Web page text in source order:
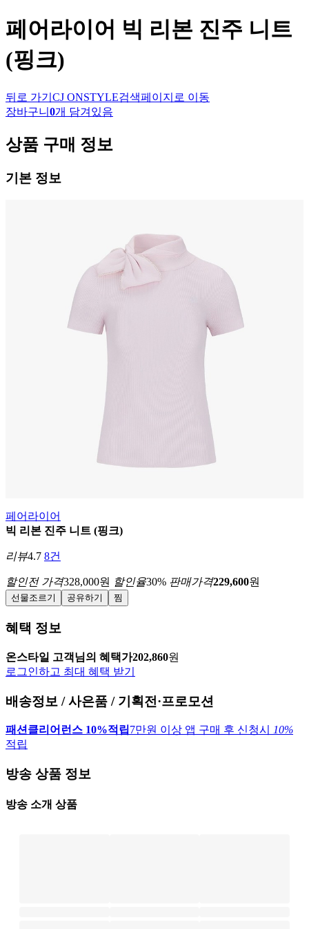
페어라이어 빅 리본 진주 니트
(핑크)
뒤로 가기 CJ ONSTYLE검색페이지로 이동
장바구니 0개 담겨있음
상품 구매 정보
기본 정보
페어라이어
빅 리본 진주 니트 (핑크)
리뷰4.7 8건
할인전 가격328,000원 할인율30% 판매가격229,600원
선물조르기 공유하기 찜
혜택 정보
온스타일 고객님의 혜택가202,860원
로그인하고 최대 혜택 받기
배송정보 / 사은품 / 기획전·프로모션
패션클리어런스 10%적립7만원 이상 앱 구매 후 신청시
10%
적립
방송 상품 정보
방송 소개 상품